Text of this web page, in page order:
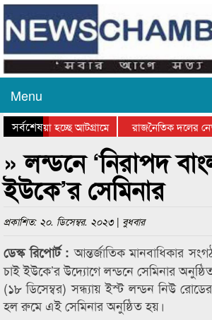
Menu
সর্বশেষ
যাওয়া হচ্ছে আটগ্রামে
রাজনৈতিক দলের
পুরস্কার বিতরণ সম্পন্ন
সিলেটে বাংলাদেশ
» লন্ডনে ‘নিরাপদ
ইউকে’র সেমিনার
প্রকাশিত: ২০. ডিসেম্বর. ২০২৩ | বুধবার
ডেস্ক রিপোর্ট : আন্তর্জাতিক মানবাধিকার
চাই ইউকে’র উদ্যোগে লন্ডনে সেমিনার
(১৮ ডিসেম্বর) সন্ধ্যায় ইস্ট লন্ডন নিউ রোডের
হল রুমে এই সেমিনার অনুষ্ঠিত হয়।